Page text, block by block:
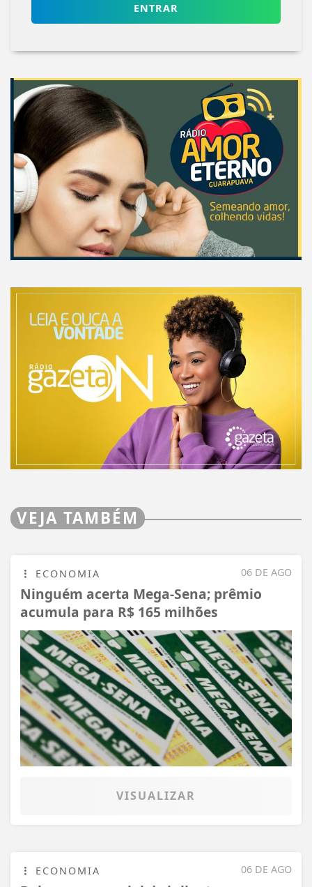
ENTRAR
VEJA TAMBÉM
06 DE AGO
ECONOMIA
Ninguém acerta Mega-Sena; prêmio
acumula para R$ 165 milhões
VISUALIZAR
06 DE AGO
ECONOMIA